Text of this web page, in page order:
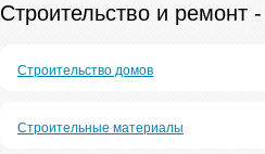
Строительство и
Строительство домов
Строительные материалы